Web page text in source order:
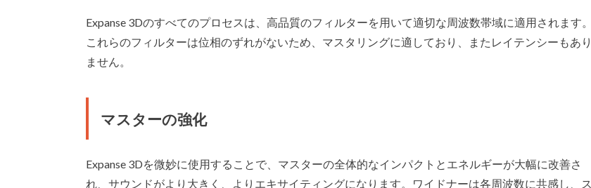
Expanse 3Dのすべてのプロセスは、高品質のフィルターを用いて適切な周波数帯域に適用されます。
これらのフィルターは位相のずれがないため、マスタリングに適しており、またレイテンシーもあり
ません。
マスターの強化
Expanse 3Dを微妙に使用することで、マスターの全体的なインパクトとエネルギーが大幅に改善さ
れ、サウンドがより大きく、よりエキサイティングになります。ワイドナーは各周波数に共感し、ス